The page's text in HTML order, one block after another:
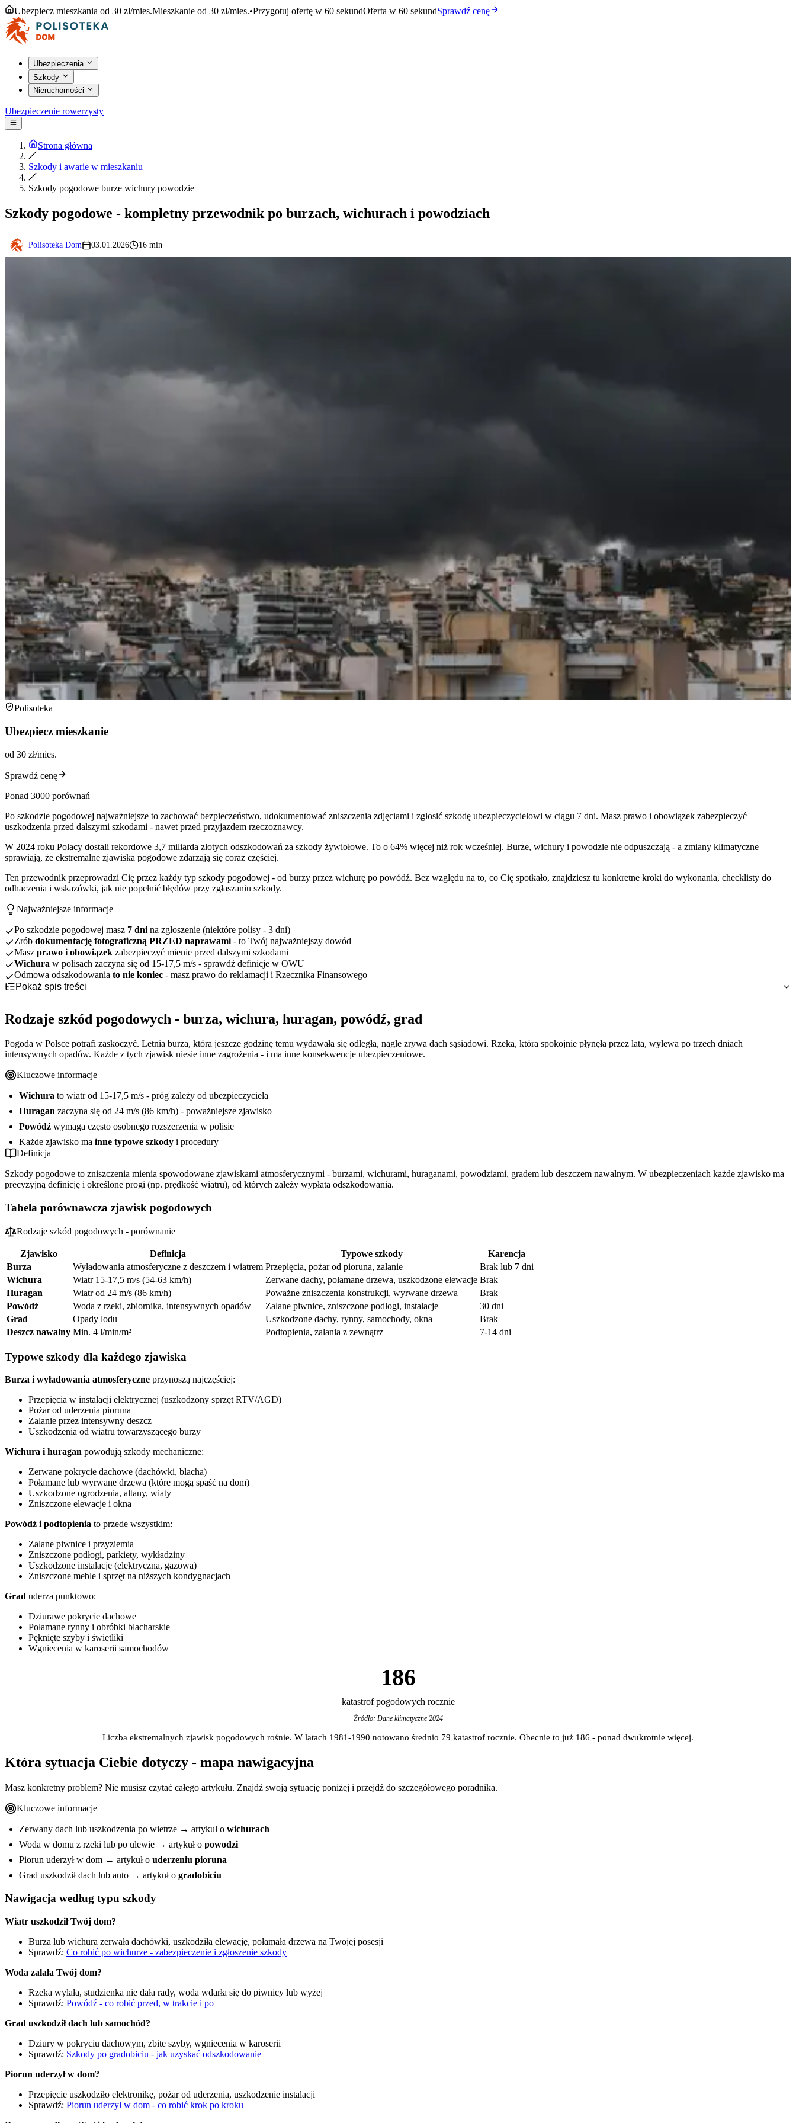
Ubezpiecz mieszkania od 30 zł/mies.Mieszkanie od 30 zł/mies.•Przygotuj ofertę w 60 sekundOferta w 60 sekundSprawdź cenę
Ubezpieczenia
Szkody
Nieruchomości
Ubezpieczenie rowerzysty
Strona główna
Szkody i awarie w mieszkaniu
Szkody pogodowe burze wichury powodzie
Szkody pogodowe - kompletny przewodnik po burzach, wichurach i powodziach
Polisoteka Dom 03.01.2026 16 min
Polisoteka
Ubezpiecz mieszkanie
od 30 zł/mies.
Sprawdź cenę
Ponad 3000 porównań
Po szkodzie pogodowej najważniejsze to zachować bezpieczeństwo, udokumentować zniszczenia zdjęciami i zgłosić szkodę ubezpieczycielowi w ciągu 7 dni. Masz prawo i obowiązek zabezpieczyć
uszkodzenia przed dalszymi szkodami - nawet przed przyjazdem rzeczoznawcy.
W 2024 roku Polacy dostali rekordowe 3,7 miliarda złotych odszkodowań za szkody żywiołowe. To o 64% więcej niż rok wcześniej. Burze, wichury i powodzie nie odpuszczają - a zmiany klimatyczne
sprawiają, że ekstremalne zjawiska pogodowe zdarzają się coraz częściej.
Ten przewodnik przeprowadzi Cię przez każdy typ szkody pogodowej - od burzy przez wichurę po powódź. Bez względu na to, co Cię spotkało, znajdziesz tu konkretne kroki do wykonania, checklisty do
odhaczenia i wskazówki, jak nie popełnić błędów przy zgłaszaniu szkody.
Najważniejsze informacje
Po szkodzie pogodowej masz 7 dni na zgłoszenie (niektóre polisy - 3 dni)
Zrób dokumentację fotograficzną PRZED naprawami - to Twój najważniejszy dowód
Masz prawo i obowiązek zabezpieczyć mienie przed dalszymi szkodami
Wichura w polisach zaczyna się od 15-17,5 m/s - sprawdź definicje w OWU
Odmowa odszkodowania to nie koniec - masz prawo do reklamacji i Rzecznika Finansowego
Pokaż spis treści
Typowe szkody dla każdego zjawiska
Nawigacja według typu szkody
Szkoda pogodowa krok po kroku - co robić (uniwersalne kroki)
Dokumentacja - jak robić zdjęcia
Zabezpieczenie przed dalszymi szkodami
Tabela progów dla różnych zjawisk
Dlaczego definicje się różnią
Jak zgłosić szkodę pogodową - terminy, dokumenty, procedura
Krok po kroku: zgłoszenie szkody
Co po zgłoszeniu
Najczęstsze błędy przy szkodach pogodowych - jak ich uniknąć
Jak uniknąć każdego błędu
Odmowa odszkodowania za szkody pogodowe - co robić
Procedura odwołania od decyzji
Gdzie szukać pomocy
Podsumowanie - kluczowe wnioski
Rodzaje szkód pogodowych - burza, wichura, huragan, powódź, grad
Pogoda w Polsce potrafi zaskoczyć. Letnia burza, która jeszcze godzinę temu wydawała się odległa, nagle zrywa dach sąsiadowi. Rzeka, która spokojnie płynęła przez lata, wylewa po trzech dniach
intensywnych opadów. Każde z tych zjawisk niesie inne zagrożenia - i ma inne konsekwencje ubezpieczeniowe.
Kluczowe informacje
Wichura to wiatr od 15-17,5 m/s - próg zależy od ubezpieczyciela
Huragan zaczyna się od 24 m/s (86 km/h) - poważniejsze zjawisko
Powódź wymaga często osobnego rozszerzenia w polisie
Każde zjawisko ma inne typowe szkody i procedury
Definicja
Szkody pogodowe to zniszczenia mienia spowodowane zjawiskami atmosferycznymi - burzami, wichurami, huraganami, powodziami, gradem lub deszczem nawalnym. W ubezpieczeniach każde zjawisko ma
precyzyjną definicję i określone progi (np. prędkość wiatru), od których zależy wypłata odszkodowania.
Tabela porównawcza zjawisk pogodowych
Rodzaje szkód pogodowych - porównanie
Zjawisko Definicja Typowe szkody
Karencja
Burza
Wyładowania atmosferyczne z deszczem i wiatrem Przepięcia, pożar od pioruna, zalanie
Brak lub 7 dni
Wichura
Wiatr 15-17,5 m/s (54-63 km/h) Zerwane dachy, połamane drzewa, uszkodzone elewacje Brak
Huragan
Wiatr od 24 m/s (86 km/h) Poważne zniszczenia konstrukcji, wyrwane drzewa
Brak
Powódź
Woda z rzeki, zbiornika, intensywnych opadów Zalane piwnice, zniszczone podłogi, instalacje
30 dni
Grad
Opady lodu Uszkodzone dachy, rynny, samochody, okna
Brak
Deszcz nawalny Min. 4 l/min/m² Podtopienia, zalania z zewnątrz 7-14 dni
Typowe szkody dla każdego zjawiska
Burza i wyładowania atmosferyczne przynoszą najczęściej:
Przepięcia w instalacji elektrycznej (uszkodzony sprzęt RTV/AGD)
Pożar od uderzenia pioruna
Zalanie przez intensywny deszcz
Uszkodzenia od wiatru towarzyszącego burzy
Wichura i huragan powodują szkody mechaniczne:
Zerwane pokrycie dachowe (dachówki, blacha)
Połamane lub wyrwane drzewa (które mogą spaść na dom)
Uszkodzone ogrodzenia, altany, wiaty
Zniszczone elewacje i okna
Powódź i podtopienia to przede wszystkim:
Zalane piwnice i przyziemia
Zniszczone podłogi, parkiety, wykładziny
Uszkodzone instalacje (elektryczna, gazowa)
Zniszczone meble i sprzęt na niższych kondygnacjach
Grad uderza punktowo:
Dziurawe pokrycie dachowe
Połamane rynny i obróbki blacharskie
Pęknięte szyby i świetliki
Wgniecenia w karoserii samochodów
186
katastrof pogodowych rocznie
Źródło: Dane klimatyczne 2024
Liczba ekstremalnych zjawisk pogodowych rośnie. W latach 1981-1990 notowano średnio 79 katastrof rocznie. Obecnie to już 186 - ponad dwukrotnie więcej.
Która sytuacja Ciebie dotyczy - mapa nawigacyjna
Masz konkretny problem? Nie musisz czytać całego artykułu. Znajdź swoją sytuację poniżej i przejdź do szczegółowego poradnika.
Kluczowe informacje
Zerwany dach lub uszkodzenia po wietrze → artykuł o wichurach
Woda w domu z rzeki lub po ulewie → artykuł o powodzi
Piorun uderzył w dom → artykuł o uderzeniu pioruna
Grad uszkodził dach lub auto → artykuł o gradobiciu
Nawigacja według typu szkody
Wiatr uszkodził Twój dom?
Burza lub wichura zerwała dachówki, uszkodziła elewację, połamała drzewa na Twojej posesji
Sprawdź: Co robić po wichurze - zabezpieczenie i zgłoszenie szkody
Woda zalała Twój dom?
Rzeka wylała, studzienka nie dała rady, woda wdarła się do piwnicy lub wyżej
Sprawdź: Powódź - co robić przed, w trakcie i po
Grad uszkodził dach lub samochód?
Dziury w pokryciu dachowym, zbite szyby, wgniecenia w karoserii
Sprawdź: Szkody po gradobiciu - jak uzyskać odszkodowanie
Piorun uderzył w dom?
Przepięcie uszkodziło elektronikę, pożar od uderzenia, uszkodzenie instalacji
Sprawdź: Piorun uderzył w dom - co robić krok po kroku